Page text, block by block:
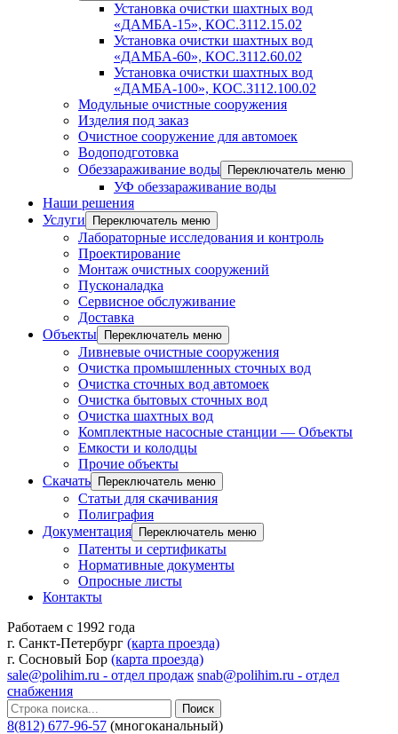
Установка очистки шахтных вод
«ДАМБА-15», КОС.3112.15.02
Установка очистки шахтных вод
«ДАМБА-60», КОС.3112.60.02
Установка очистки шахтных вод
«ДАМБА-100», КОС.3112.100.02
Модульные очистные сооружения
Изделия под заказ
Очистное сооружение для автомоек
Водоподготовка
Обеззараживание воды
Переключатель меню
УФ обеззараживание воды
Наши решения
Услуги
Переключатель меню
Лабораторные исследования и контроль
Проектирование
Монтаж очистных сооружений
Пусконаладка
Сервисное обслуживание
Доставка
Объекты
Переключатель меню
Ливневые очистные сооружения
Очистка промышленных сточных вод
Очистка сточных вод автомоек
Очистка бытовых сточных вод
Очистка шахтных вод
Комплектные насосные станции — Объекты
Емкости и колодцы
Прочие объекты
Скачать
Переключатель меню
Статьи для скачивания
Полиграфия
Документация
Переключатель меню
Патенты и сертификаты
Нормативные документы
Опросные листы
Контакты
Работаем с 1992 года
г. Санкт-Петербург (карта проезда)
г. Сосновый Бор (карта проезда)
sale@polihim.ru - отдел продаж snab@polihim.ru - отдел
снабжения
Поиск
8(812) 677-96-57 (многоканальный)